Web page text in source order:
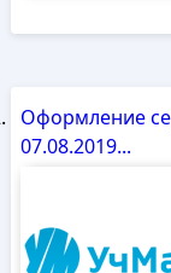
Оформление
07.08.2019...